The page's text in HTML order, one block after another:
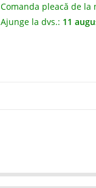
Comanda pleacă de la
Ajunge la dvs.: 11